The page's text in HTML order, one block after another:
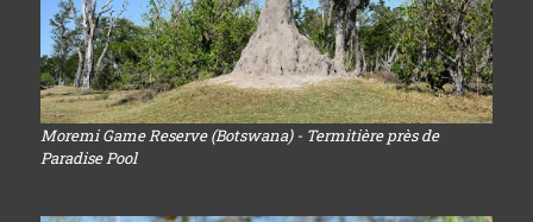
Moremi Game Reserve (Botswana) - Termitière près de
Paradise Pool